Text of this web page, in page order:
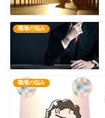
職場の悩み
職場の悩み